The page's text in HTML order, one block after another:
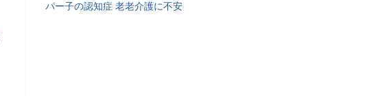
パー子の認知症 老老介護に不安